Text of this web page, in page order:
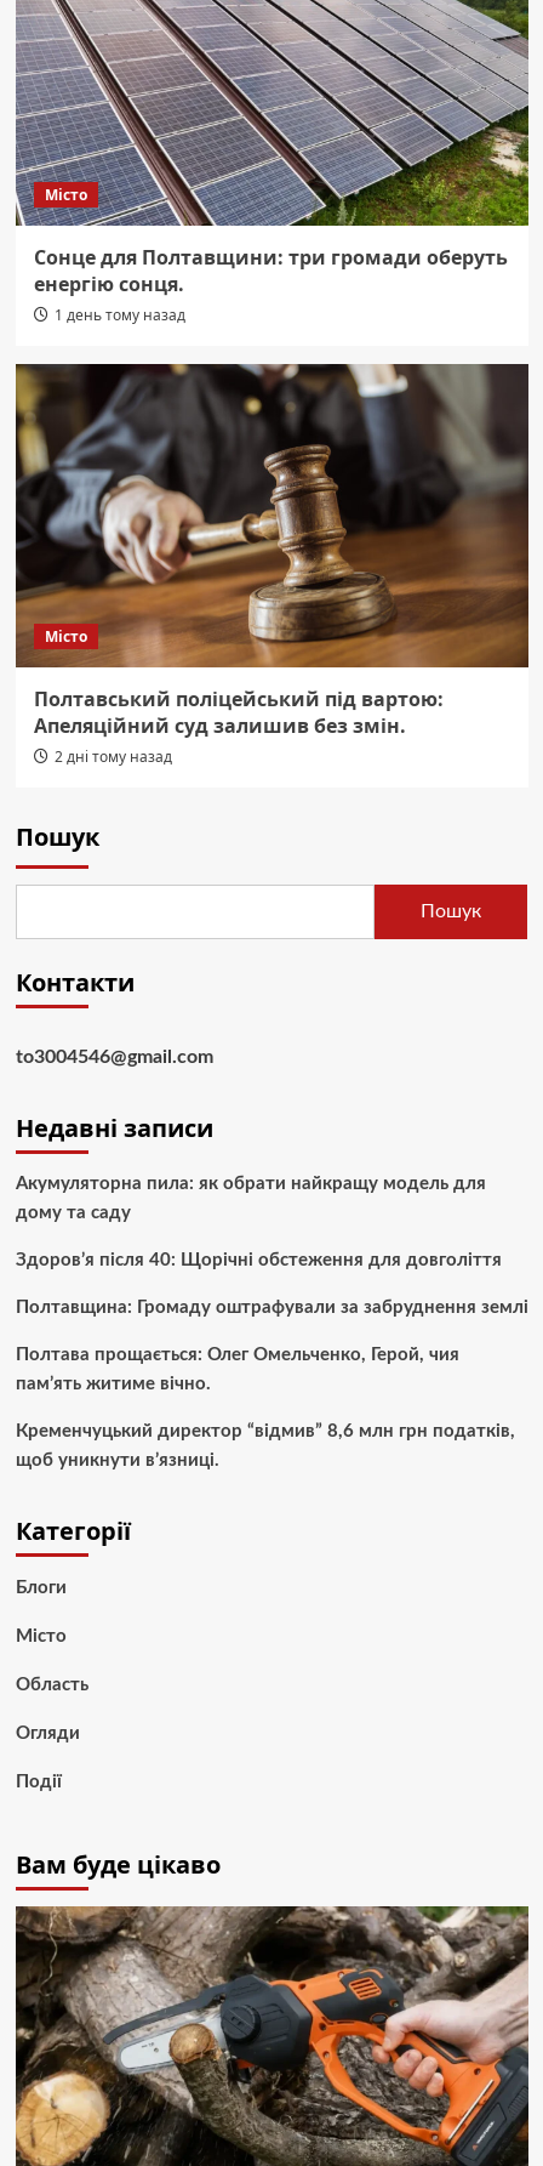
Місто
Сонце для Полтавщини: три громади оберуть
енергію сонця.
1 день тому назад
Місто
Полтавський поліцейський під вартою:
Апеляційний суд залишив без змін.
2 дні тому назад
Пошук
Пошук
Контакти
to3004546@gmail.com
Недавні записи
Акумуляторна пила: як обрати найкращу модель для
дому та саду
Здоров’я після 40: Щорічні обстеження для довголіття
Полтавщина: Громаду оштрафували за забруднення землі
Полтава прощається: Олег Омельченко, Герой, чия
пам’ять житиме вічно.
Кременчуцький директор “відмив” 8,6 млн грн податків,
щоб уникнути в’язниці.
Категорії
Блоги
Місто
Область
Огляди
Події
Вам буде цікаво